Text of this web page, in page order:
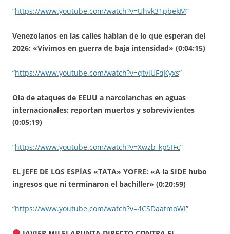
“https://www.youtube.com/watch?v=Uhvk31pbekM”
Venezolanos en las calles hablan de lo que esperan del
2026: «Vivimos en guerra de baja intensidad» (0:04:15)
“https://www.youtube.com/watch?v=qtvlUFqKyxs”
Ola de ataques de EEUU a narcolanchas en aguas
internacionales: reportan muertos y sobrevivientes
(0:05:19)
“https://www.youtube.com/watch?v=Xwzb_kp5IFc”
EL JEFE DE LOS ESPÍAS «TATA» YOFRE: «A la SIDE hubo
ingresos que ni terminaron el bachiller» (0:20:59)
“https://www.youtube.com/watch?v=4CSDaatmoWI”